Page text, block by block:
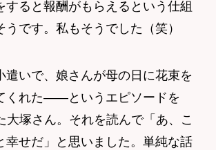
すると報酬がもらえるという仕組
です。私もそうでした（笑）
遣いで、娘さんが母の日に花束を
くれた——というエピソードを
大塚さん。それを読んで「あ、こ
幸せだ」と思いました。単純な話